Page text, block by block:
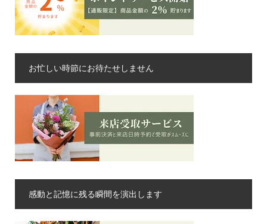
お忙しい時節にお待たせしません
感動と記憶に残る瞬間を演出します